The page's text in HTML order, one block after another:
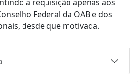
a requisição apenas aos
Federal da OAB e dos
desde que motivada.